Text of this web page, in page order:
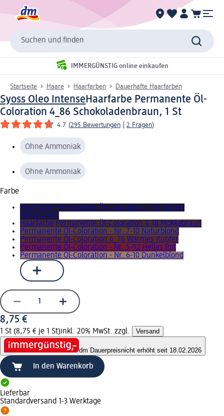
Suchen und finden
IMMERGÜNSTIG online einkaufen
Startseite Haare Haarfarben Dauerhafte Haarfarben
Syoss Oleo Intense Haarfarbe Permanente Öl-
Coloration 4_86 Schokoladenbraun, 1 St
4.7 (295 Bewertungen 2 Fragen)
Ohne Ammoniak
Ohne Ammoniak
Farbe
Haarfarbe Permanente Öl-Coloration 4-50 Kühles
Naturbraun
Haarfarbe Permanente Öl-Coloration 4-18 Mokkabraun
Permanente Öl-Coloration - Nr. 7-10 Naturblond
Permanente Öl-Coloration 6_76 Warmes Kupfer
Permanente Öl-Coloration - Nr. 5-92 Helles Rot
Permanente Öl-Coloration - Nr. 6-10 Dunkelblond
8,75 €
1 St (8,75 € je 1 St)inkl. 20% MwSt. zzgl. Versand
dm Dauerpreisnicht erhöht seit 18.02.2026
In den Warenkorb
Lieferbar
Standardversand 1-3 Werktage